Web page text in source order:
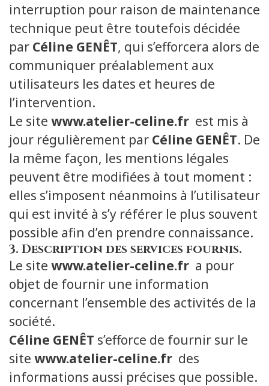
interruption pour raison de maintenance
technique peut être toutefois décidée
par Céline GENÊT, qui s’efforcera alors de
communiquer préalablement aux
utilisateurs les dates et heures de
l’intervention.
Le site www.atelier-celine.fr est mis à
jour régulièrement par Céline GENÊT. De
la même façon, les mentions légales
peuvent être modifiées à tout moment :
elles s’imposent néanmoins à l’utilisateur
qui est invité à s’y référer le plus souvent
possible afin d’en prendre connaissance.
3. Description des services fournis.
Le site www.atelier-celine.fr a pour
objet de fournir une information
concernant l’ensemble des activités de la
société.
Céline GENÊT s’efforce de fournir sur le
site www.atelier-celine.fr des
informations aussi précises que possible.